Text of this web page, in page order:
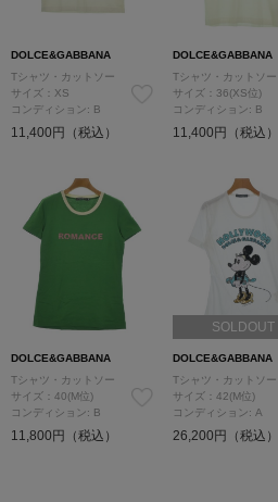
DOLCE&GABBANA
Tシャツ・カットソー
サイズ：XS
コンディション: B
11,400円（税込）
DOLCE&GABBANA
Tシャツ・カットソー
サイズ：36(XS位)
コンディション: B
11,400円（税込）
DOLCE&GABBANA
Tシャツ・カットソー
サイズ：40(M位)
コンディション: B
11,800円（税込）
SOLDOUT
DOLCE&GABBANA
Tシャツ・カットソー
サイズ：42(M位)
コンディション: A
26,200円（税込）